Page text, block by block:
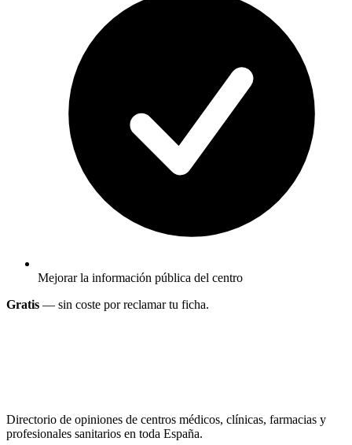
Mejorar la información pública del centro
Gratis — sin coste por reclamar tu ficha.
Directorio de opiniones de centros médicos, clínicas, farmacias y
profesionales sanitarios en toda España.